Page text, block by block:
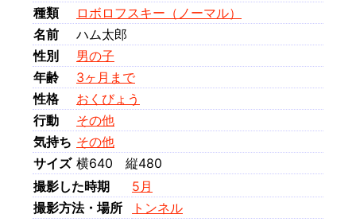
種類
ロボロフスキー（ノーマル）
名前
ハム太郎
性別
男の子
年齢
3ヶ月まで
性格
おくびょう
行動
その他
気持ち その他
サイズ 横640 縦480
撮影した時期
5月
撮影方法・場所
トンネル